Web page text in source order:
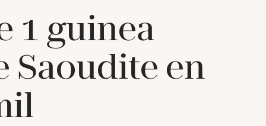
1 guinea
Saoudite en